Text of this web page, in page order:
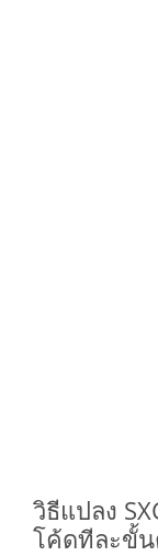
วิธีแปลง
โค้ดทีละขั้